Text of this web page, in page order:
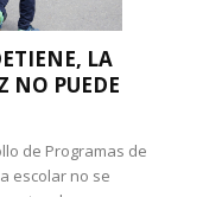
LA
NO PUEDE
de Programas de
escolar no se